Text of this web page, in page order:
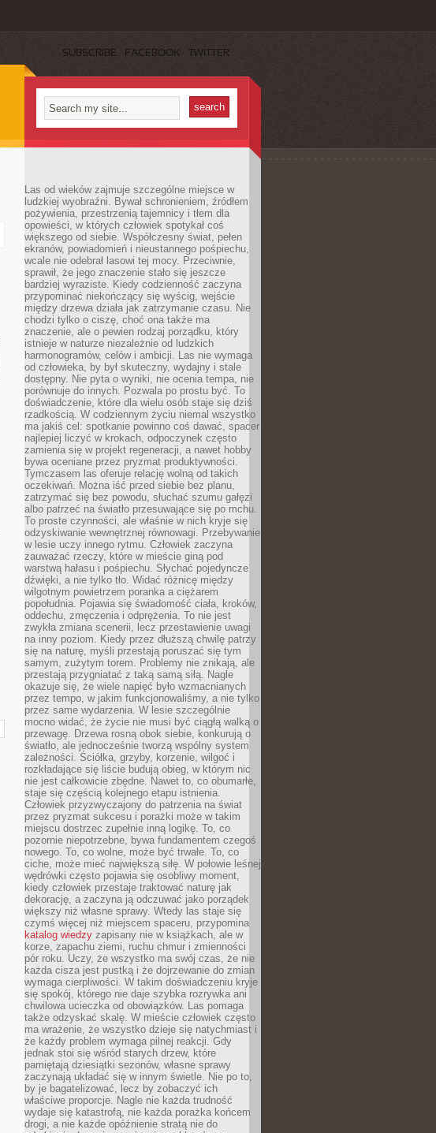
SUBSCRIBE FACEBOOK TWITTER
Las od wieków zajmuje szczególne miejsce w
ludzkiej wyobraźni. Bywał schronieniem, źródłem
pożywienia, przestrzenią tajemnicy i tłem dla
opowieści, w których człowiek spotykał coś
większego od siebie. Współczesny świat, pełen
ekranów, powiadomień i nieustannego pośpiechu,
wcale nie odebrał lasowi tej mocy. Przeciwnie,
sprawił, że jego znaczenie stało się jeszcze
bardziej wyraziste. Kiedy codzienność zaczyna
przypominać niekończący się wyścig, wejście
między drzewa działa jak zatrzymanie czasu. Nie
chodzi tylko o ciszę, choć ona także ma
znaczenie, ale o pewien rodzaj porządku, który
istnieje w naturze niezależnie od ludzkich
harmonogramów, celów i ambicji. Las nie wymaga
od człowieka, by był skuteczny, wydajny i stale
dostępny. Nie pyta o wyniki, nie ocenia tempa, nie
porównuje do innych. Pozwala po prostu być. To
doświadczenie, które dla wielu osób staje się dziś
rzadkością. W codziennym życiu niemal wszystko
ma jakiś cel: spotkanie powinno coś dawać, spacer
najlepiej liczyć w krokach, odpoczynek często
zamienia się w projekt regeneracji, a nawet hobby
bywa oceniane przez pryzmat produktywności.
Tymczasem las oferuje relację wolną od takich
oczekiwań. Można iść przed siebie bez planu,
zatrzymać się bez powodu, słuchać szumu gałęzi
albo patrzeć na światło przesuwające się po mchu.
To proste czynności, ale właśnie w nich kryje się
odzyskiwanie wewnętrznej równowagi. Przebywanie
w lesie uczy innego rytmu. Człowiek zaczyna
zauważać rzeczy, które w mieście giną pod
warstwą hałasu i pośpiechu. Słychać pojedyncze
dźwięki, a nie tylko tło. Widać różnicę między
wilgotnym powietrzem poranka a ciężarem
popołudnia. Pojawia się świadomość ciała, kroków,
oddechu, zmęczenia i odprężenia. To nie jest
zwykła zmiana scenerii, lecz przestawienie uwagi
na inny poziom. Kiedy przez dłuższą chwilę patrzy
się na naturę, myśli przestają poruszać się tym
samym, zużytym torem. Problemy nie znikają, ale
przestają przygniatać z taką samą siłą. Nagle
okazuje się, że wiele napięć było wzmacnianych
przez tempo, w jakim funkcjonowaliśmy, a nie tylko
przez same wydarzenia. W lesie szczególnie
mocno widać, że życie nie musi być ciągłą walką o
przewagę. Drzewa rosną obok siebie, konkurują o
światło, ale jednocześnie tworzą wspólny system
zależności. Ściółka, grzyby, korzenie, wilgoć i
rozkładające się liście budują obieg, w którym nic
nie jest całkowicie zbędne. Nawet to, co obumarłe,
staje się częścią kolejnego etapu istnienia.
Człowiek przyzwyczajony do patrzenia na świat
przez pryzmat sukcesu i porażki może w takim
miejscu dostrzec zupełnie inną logikę. To, co
pozornie niepotrzebne, bywa fundamentem czegoś
nowego. To, co wolne, może być trwałe. To, co
ciche, może mieć największą siłę. W połowie leśnej
wędrówki często pojawia się osobliwy moment,
kiedy człowiek przestaje traktować naturę jak
dekorację, a zaczyna ją odczuwać jako porządek
większy niż własne sprawy. Wtedy las staje się
czymś więcej niż miejscem spaceru, przypomina
katalog wiedzy zapisany nie w książkach, ale w
korze, zapachu ziemi, ruchu chmur i zmienności
pór roku. Uczy, że wszystko ma swój czas, że nie
każda cisza jest pustką i że dojrzewanie do zmian
wymaga cierpliwości. W takim doświadczeniu kryje
się spokój, którego nie daje szybka rozrywka ani
chwilowa ucieczka od obowiązków. Las pomaga
także odzyskać skalę. W mieście człowiek często
ma wrażenie, że wszystko dzieje się natychmiast i
że każdy problem wymaga pilnej reakcji. Gdy
jednak stoi się wśród starych drzew, które
pamiętają dziesiątki sezonów, własne sprawy
zaczynają układać się w innym świetle. Nie po to,
by je bagatelizować, lecz by zobaczyć ich
właściwe proporcje. Nagle nie każda trudność
wydaje się katastrofą, nie każda porażka końcem
drogi, a nie każde opóźnienie stratą nie do